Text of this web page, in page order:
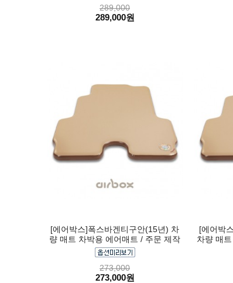
289,000
289,000원
[에어박스]폭스바겐티구안(15년) 차
량 매트 차박용 에어매트 / 주문 제작
273,000
273,000원
[에어박
차량 매